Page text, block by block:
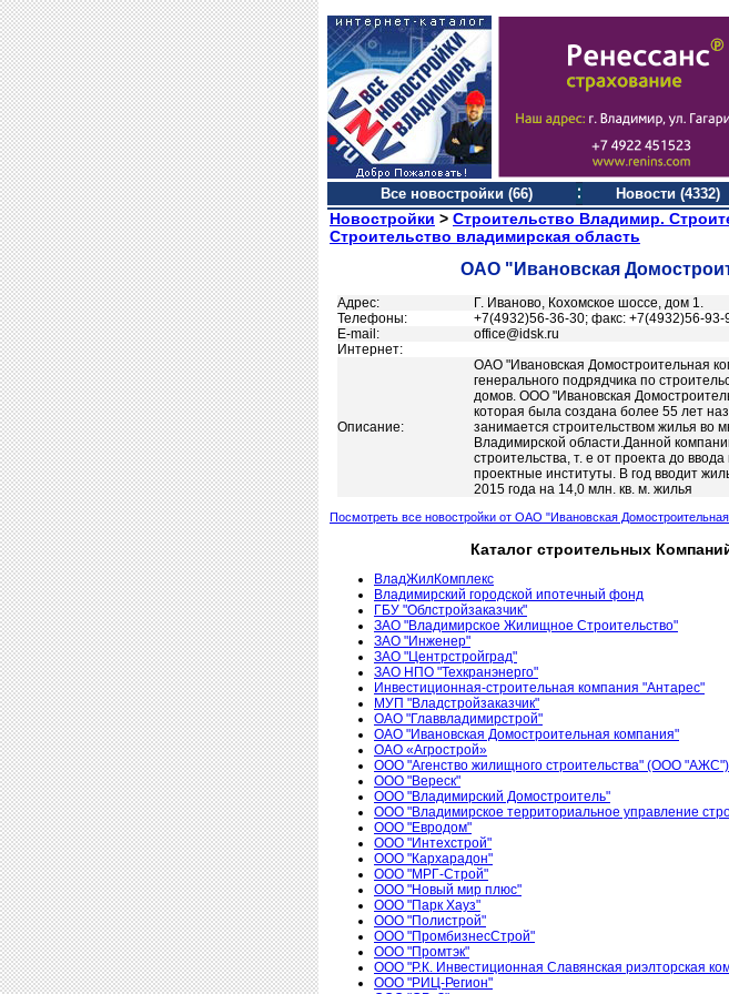
Все новостройки (66) Новости (4332)
Новостройки > Строительство Владимир.
Строительство владимирская область
ОАО "Ивановская
Адрес:
Г. Иваново, Кохомское шоссе, дом 1.
Телефоны:
+7(4932)56-36-30; факс: +7(4932)56-93-
Е-mail:
office@idsk.ru
Интернет:
Описание:
ОАО "Ивановская Домостроительная
генерального подрядчика по
домов. ООО "Ивановская
которая была создана более 55 лет
занимается строительством жилья во
Владимирской области.Данной
строительства, т. е от проекта до
проектные институты. В год вводит
2015 года на 14,0 млн. кв. м. жилья
Посмотреть все новостройки от ОАО "Ивановская
Каталог строительных
ВладЖилКомплекс
Владимирский городской ипотечный фонд
ГБУ "Облстройзаказчик"
ЗАО "Владимирское Жилищное Строительство"
ЗАО "Инженер"
ЗАО "Центрстройград"
ЗАО НПО "Техкранэнерго"
Инвестиционная-строительная компания "Антарес"
МУП "Владстройзаказчик"
ОАО "Главвладимирстрой"
ОАО "Ивановская Домостроительная компания"
ОАО «Агрострой»
ООО "Агенство жилищного строительства" (ООО "АЖС")
ООО "Вереск"
ООО "Владимирский Домостроитель"
ООО "Владимирское территориальное управление
ООО "Евродом"
ООО "Интехстрой"
ООО "Кархарадон"
ООО "МРГ-Строй"
ООО "Новый мир плюс"
ООО "Парк Хауз"
ООО "Полистрой"
ООО "ПромбизнесСтрой"
ООО "Промтэк"
ООО "Р.К. Инвестиционная Славянская риэлторская
ООО "РИЦ-Регион"